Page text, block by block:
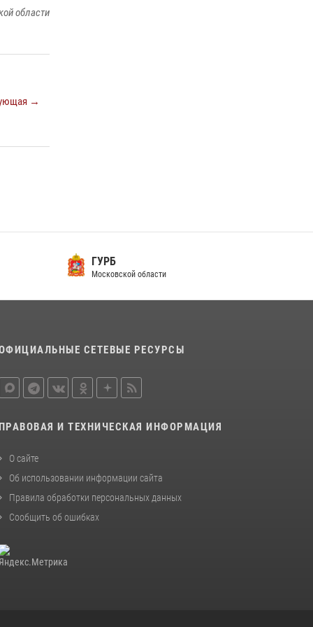
области
→
ГУРБ
Московской области
СЕТЕВЫЕ РЕСУРСЫ
ПРАВОВАЯ И ТЕХНИЧЕСКАЯ ИНФОРМАЦИЯ
О сайте
Об использовании информации сайта
Правила обработки персональных данных
Сообщить об ошибках